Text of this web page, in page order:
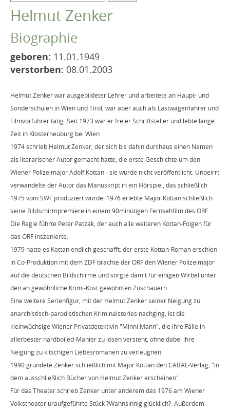
Helmut Zenker
Biographie
geboren: 11.01.1949
verstorben: 08.01.2003
Helmut Zenker war ausgebildeter Lehrer und arbeitete an Haupt- und
Sonderschulen in Wien und Tirol, war aber auch als Lastwagenfahrer und
Filmvorführer tätig. Seit 1973 war er freier Schriftsteller und lebte lange
Zeit in Klosterneuburg bei Wien
1974 schrieb Helmut Zenker, der sich bis dahin durchaus einen Namen
als literarischer Autor gemacht hatte, die erste Geschichte um den
Wiener Polizeimajor Adolf Kottan - sie wurde nicht veröffentlicht. Unbeirrt
verwandelte der Autor das Manuskript in ein Hörspiel, das schließlich
1975 vom SWF produziert wurde. 1976 erlebte Major Kottan schließlich
seine Bildschirmpremiere in einem 90minütigen Fernsehfilm des ORF.
Die Regie führte Peter Patzak, der auch alle weiteren Kottan-Folgen für
das ORF inszenierte.
1979 hatte es Kottan endlich geschafft: der erste Kottan-Roman erschien
in Co-Produktion mit dem ZDF brachte der ORF den Wiener Polizeimajor
auf die deutschen Bildschirme und sorgte damit für einigen Wirbel unter
den an gewöhnliche Krimi-Kost gewöhnten Zuschauern.
Eine weitere Serienfigur, mit der Helmut Zenker seiner Neigung zu
anarchistisch-parodistischen Kriminalstories nachging, ist die
kleinwüchsige Wiener Privatdetektivin "Minni Mann", die ihre Fälle in
allerbester hardboiled-Manier zu lösen versteht, ohne dabei ihre
Neigung zu kitschigen Liebesromanen zu verleugnen.
1990 gründete Zenker schließlich mit Major Kottan den CABAL-Verlag, "in
dem ausschließlich Bücher von Helmut Zenker erscheinen".
Für das Theater schrieb Zenker unter anderem das 1976 am Wiener
Volkstheater uraufgeführte Stück ?Wahnsinnig glücklich?. Außerdem